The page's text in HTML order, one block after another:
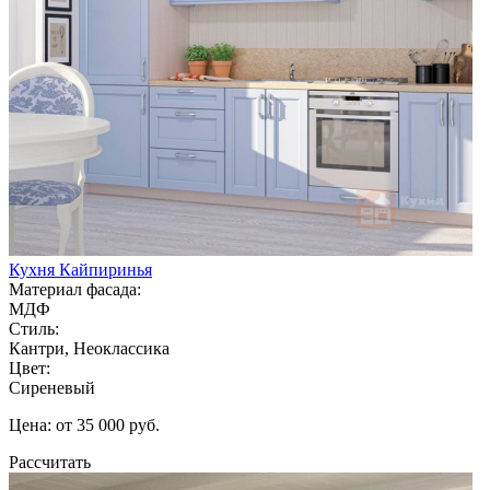
Кухня Кайпиринья
Материал фасада:
МДФ
Стиль:
Кантри, Неоклассика
Цвет:
Сиреневый
Цена: от 35 000 руб.
Рассчитать